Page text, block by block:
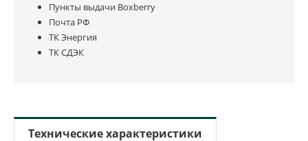
Пункты выдачи Boxberry
Почта РФ
ТК Энергия
ТК СДЭК
Технические характеристики